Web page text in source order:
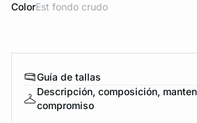
Color est fondo crudo
Guía de tallas
Descripción, composición,
compromiso